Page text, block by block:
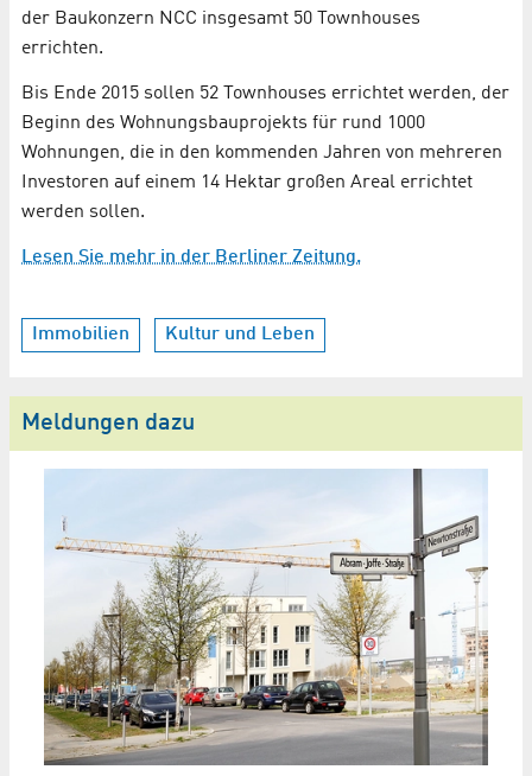
der Baukonzern NCC insgesamt 50 Townhouses
errichten.
Bis Ende 2015 sollen 52 Townhouses errichtet werden, der
Beginn des Wohnungsbauprojekts für rund 1000
Wohnungen, die in den kommenden Jahren von mehreren
Investoren auf einem 14 Hektar großen Areal errichtet
werden sollen.
Lesen Sie mehr in der Berliner Zeitung.
Immobilien Kultur und Leben
Meldungen dazu